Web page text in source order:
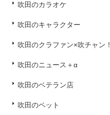
吹田のカラオケ
吹田のキャラクター
吹田のクラファン×吹チャン！
吹田のニュース＋α
吹田のベテラン店
吹田のペット